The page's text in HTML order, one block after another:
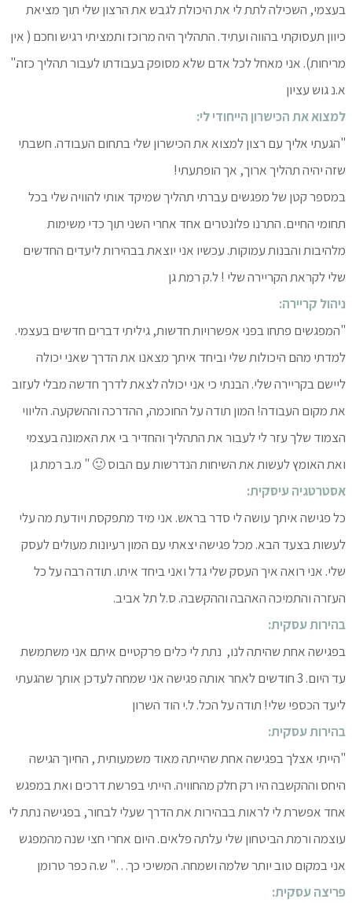
בעצמי, השכילה לתת לי את היכולת לגבש את הרצון שלי תוך מציאת
כיוון תעסוקתי בהווה ועתיד. התהליך היה מרוכז ותמציתי רגיש וחכם ( אין
מריחות). אני מאחל לכל אדם שלא מסופק בעבודתו לעבור תהליך כזה."
א.נ גוש עציון
למצוא את הכישרון הייחודי לי:
"הגעתי אליך עם רצון למצוא את הכישרון שלי בתחום העבודה. חשבתי
שזה יהיה תהליך ארוך, אך הופתעתי!
במספר קטן של מפגשים עברתי תהליך שמיקד אותי להוויה שלי בכל
תחומי החיים. התרנו פלונטרים אחד אחרי השני תוך כדי משימות
מלהיבות והבנות עמוקות. עכשיו אני יוצאת בבהירות ליעדים החדשים
שלי לקראת הקריירה שלי ! ל.ק רמת גן
ניהול קריירה:
"המפגשים פתחו בפני אפשרויות חדשות, גיליתי דברים חדשים בעצמי.
למדתי מהם היכולות שלי וביחד איתך מצאנו את הדרך שאני יכולה
ליישם בקריירה שלי. הבנתי כי אני יכולה לצאת לדרך חדשה מבלי לעזוב
את מקום העבודה! המון תודה על החוכמה, ההדרכה וההשקעה. הליווי
הצמוד שלך עזר לי לעבור את התהליך והחדיר בי את האמונה בעצמי
ואת האומץ לעשות את השיחות הנדרשות עם הבוס 🙂 " מ.ב רמת גן
אסטרטגיה עיסקית:
כל פגישה איתך עושה לי סדר בראש. אני מיד מתפקסת ויודעת מה עלי
לעשות בצעד הבא. מכל פגישה יצאתי עם המון רעיונות מעולים לעסק
שלי. אני רואה איך העסק שלי גדל ואני ביחד איתו. תודה רבה על כל
העזרה והתמיכה האהבה וההקשבה. ס.ל תל אביב.
בהירות עסקית:
בפגישה אחת שהיתה לנו, נתת לי כלים פרקטיים איתם אני משתמשת
עד היום. 3 חודשים לאחר אותה פגישה אני שמחה לעדכן אותך שהגעתי
ליעד הכספי שלי! תודה על הכל. ל.י הוד השרון
בהירות עסקית:
"הייתי אצלך בפגישה אחת שהייתה מאוד משמעותית , החיוך הגישה
היחס וההקשבה היו רק חלק מהחוויה. הייתי בפרשת דרכים ואת במפגש
אחד אפשרת לי לראות בבהירות את הדרך שעלי לבחור, בפגישה נתת לי
עוצמה ורמת הביטחון שלי עלתה פלאים. היום אחרי חצי שנה מהמפגש
אני במקום טוב יותר שלמה ושמחה. המשיכי כך…" ש.ה כפר טרומן
פריצה עסקית: